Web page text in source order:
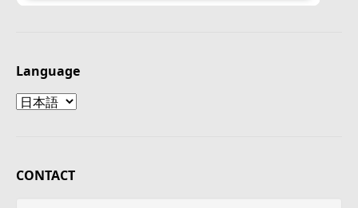
Language
Language
CONTACT